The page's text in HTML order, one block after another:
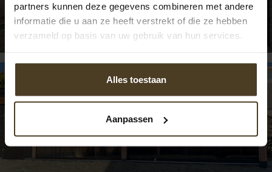
partners kunnen deze gegevens combineren met andere
informatie die u aan ze heeft verstrekt of die ze hebben
verzameld op basis van uw gebruik van hun services.
Alles toestaan
Aanpassen
Douglas overkapping inclusief zweeds
rabat schutting